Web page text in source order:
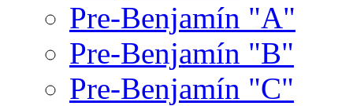
Pre-Benjamín "A"
Pre-Benjamín "B"
Pre-Benjamín "C"